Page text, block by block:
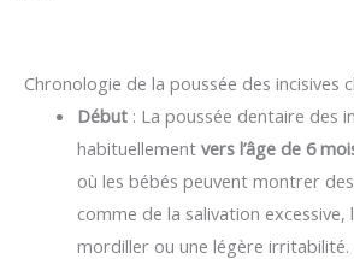
Chronologie de la poussée des incisives
Début: La poussée dentaire des
habituellement vers l’âge de 6
où les bébés peuvent montrer
comme de la salivation excessive,
mordiller ou une légère irritabilité.